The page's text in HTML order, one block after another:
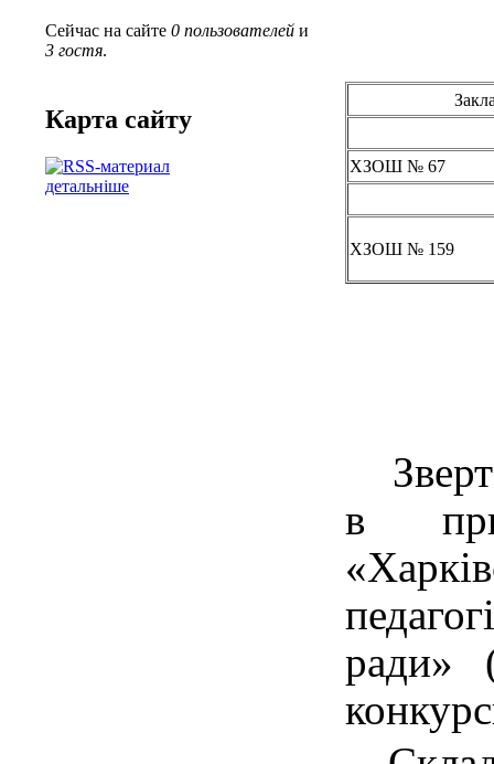
Сейчас на сайте 0 пользователей и
3 гостя.
Карта сайту
детальніше
ХЗОШ № 67
ХЗОШ № 159
в
ради»